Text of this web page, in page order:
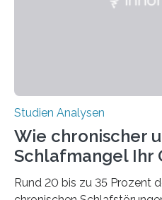
Studien Analysen
Wie chronischer
Schlafmangel Ihr
Rund 20 bis zu 35 Prozent